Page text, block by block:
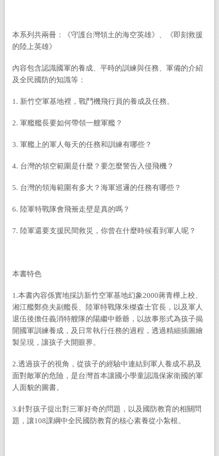
本系列共兩冊：《守護台灣領土的海空英雄》、《即刻救援
的陸上英雄》
內容包含認識國軍的養成、平時的訓練與任務、軍備的介紹
及全民國防的知識等：
1. 新竹空軍基地裡，戰鬥機飛行員的養成及任務。
2. 軍艦艦長要如何帶領一艘軍艦？
3. 軍艦上的軍人每天的任務和訓練有哪些？
4. 台灣的領空範圍是什麼？要怎麼警告入侵飛機？
5. 台灣的領海範圍有多大？海軍巡邏的任務有哪些？
6. 陸軍特戰隊會飛簷走壁是真的嗎？
7. 陸軍還要支援民間救災，你曾在什麼時候看到軍人呢？
本書特色
1.本書內容係實地採訪新竹空軍基地幻象2000蔣青樺上校、
湘江艦鄭堯夫副艦長、陸軍特戰隊朱榤森士官長，以及軍人
退伍後擔任義消特艘隊的陽繼中爺爺，以故事形式為孩子揭
開國軍訓練養成，及日常執行任務的過程，透過精細插圖繪
製呈現，讓孩子大開眼界。
2.透過孩子的視角，從孩子的經驗中連結到軍人養成不易及
面對敵軍的危險，是台灣首本讓國小學童認識保家衛國的軍
人面貌的圖書。
3.針對孩子提出對三軍好奇的問題，以及國防教育的相關問
題，讓108課綱中全民國防教育的核心素養從小紮根。